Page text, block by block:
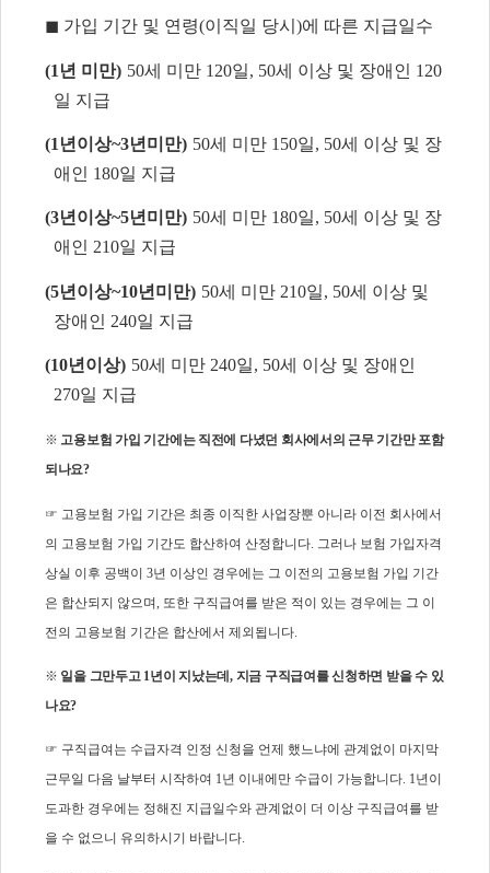
◼ 가입 기간 및 연령(이직일 당시 )에 따른 지급일수
(1 년 미만) 50세 미만 120일, 50세 이상 및 장애인 120
일 지급
(1 년이상~3년미만) 50세 미만 150일, 50세 이상 및 장
애인 180일 지급
(3년이상~5년미만) 50세 미만 180일, 50세 이상 및 장
애인 210일 지급
(5년이상~10년미만) 50세 미만 210일, 50세 이상 및
장애인 240일 지급
(10년이상) 50세 미만 240일, 50세 이상 및 장애인
270일 지급
※ 고용보험 가입 기간에는 직전에 다녔던 회사에서의 근무 기간만 포함
되나요?
☞ 고용보험 가입 기간은 최종 이직한 사업장뿐 아니라 이전 회사에서
의 고용보험 가입 기간도 합산하여 산정합니다 그러나 보험 가입자격
상실 이후 공백이 3년 이상인 경우에는 그 이전의 고용보험 가입 기간
은 합산되지 않으며 또한 구직급여를 받은 적이 있는 경우에는 그 이
전의 고용보험 기간은 합산에서 제외됩니다
※ 일을 그만두고 1년이 지났는데, 지금 구직급여를 신청하면 받을 수 있
나요?
☞ 구직급여는 수급자격 인정 신청을 언제 했느냐에 관계없이 마지막
근무일 다음 날부터 시작하여 1년 이내에만 수급이 가능합니다. 1년이
도과한 경우에는 정해진 지급일수와 관계없이 더 이상 구직급여를 받
을 수 없으니 유의하시기 바랍니다.